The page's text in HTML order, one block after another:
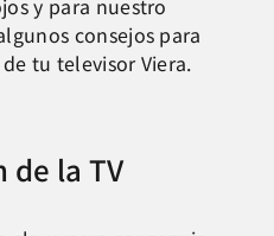
consejos para
tu televisor Viera.
la TV